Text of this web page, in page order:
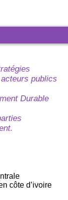
publics
Durable